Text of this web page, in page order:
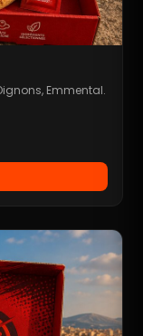
Emmental.